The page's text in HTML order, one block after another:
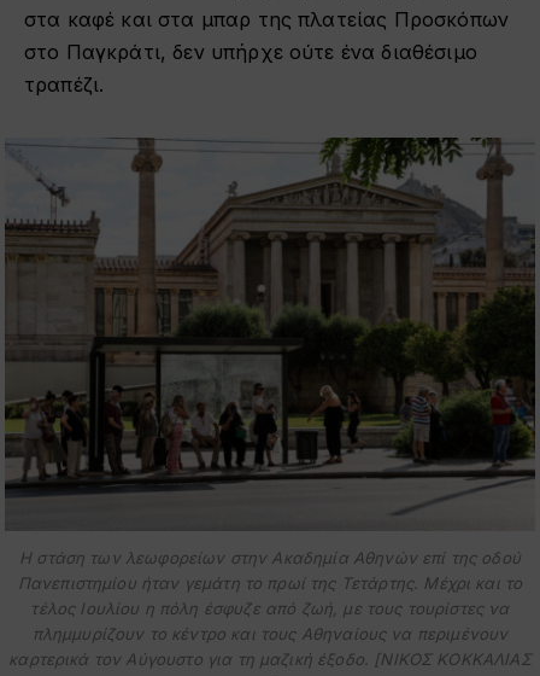
στα καφέ και στα μπαρ της πλατείας Προσκόπων
στο Παγκράτι, δεν υπήρχε ούτε ένα διαθέσιμο
τραπέζι.
Η στάση των λεωφορείων στην Ακαδημία Αθηνών επί της οδού
Πανεπιστημίου ήταν γεμάτη το πρωί της Τετάρτης. Μέχρι και το
τέλος Ιουλίου η πόλη έσφυζε από ζωή, με τους τουρίστες να
πλημμυρίζουν το κέντρο και τους Αθηναίους να περιμένουν
καρτερικά τον Αύγουστο για τη μαζική έξοδο. [ΝΙΚΟΣ ΚΟΚΚΑΛΙΑΣ